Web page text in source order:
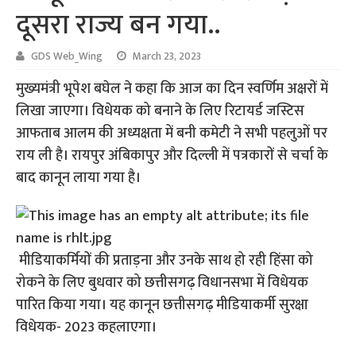
दूसरा राज्य बन गया..
GDS Web_Wing March 23, 2023
मुख्यमंत्री भूपेश बघेल ने कहा कि आज का दिन स्वर्णिम अक्षरों में
लिखा जाएगा। विधेयक को बनाने के लिए रिटायर्ड जस्टिस
आफताब आलम की अध्यक्षता में बनी कमेटी ने सभी पहलुओं पर
राय ली है। रायपुर अंबिकापुर और दिल्ली में पत्रकारों से चर्चा के
बाद कानून लाया गया है।
मीडियाकर्मियों की प्रताड़ना और उनके साथ हो रही हिंसा को
रोकने के लिए बुधवार को छत्तीसगढ़ विधानसभा में विधेयक
पारित किया गया। यह कानून छत्तीसगढ़ मीडियाकर्मी सुरक्षा
विधेयक- 2023 कहलाएगा।